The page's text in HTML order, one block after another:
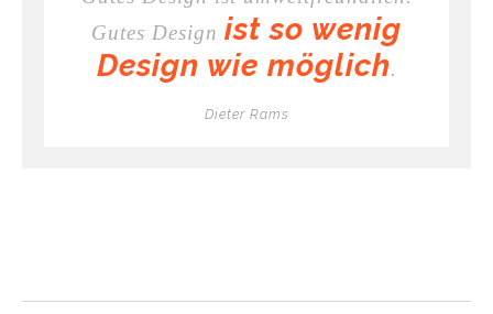
Gutes Design ist so wenig
Design wie möglich.
Dieter Rams